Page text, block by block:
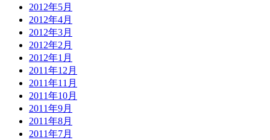
2012年5月
2012年4月
2012年3月
2012年2月
2012年1月
2011年12月
2011年11月
2011年10月
2011年9月
2011年8月
2011年7月